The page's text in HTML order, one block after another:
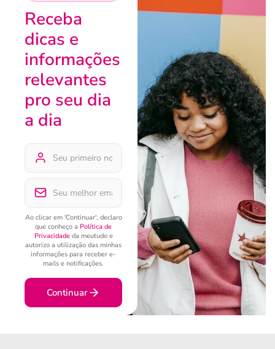
Receba
dicas e
informações
relevantes
pro seu dia
a dia
Ao clicar em 'Continuar', declaro
que conheço a Política de
Privacidadeda meutudo e
autorizo a utilização das minhas
informações para receber e-
mails e notificações.
Continuar